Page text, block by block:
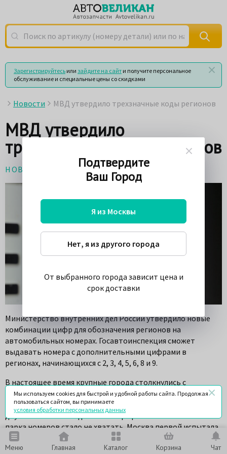
Меню Главная Каталог Корзина Чат
Поиск по артикулу (номеру детали) или по названию
Зарегистрируйтесь или зайдите на сайт и получите персональное
обслуживание и специальные цены со скидками
Новости МВД утвердило трехзначные коды регионов
МВД утвердило
трехзначные коды регионов
НОВОСТИ 2 июня 2020
Министерство внутренних дел России утвердило новые
комбинации цифр для обозначения регионов на
автомобильных номерах. Госавтоинспекция сможет
выдавать номера с дополнительными цифрами в
регионах, начинающихся с 2, 3, 4, 5, 6, 8 и 9.
В настоящее время крупные города столкнулись с
проблемой нехватки номерного фонда. Изначально в
России для обозначения кода региона использовалось
двузначное число. Однако по мере роста автомобильного
парка номеров стало не хватать. Москва первой испытала
на себе нехватку госномеров. Именно в столице в 2005 году
ввели дополнительные цифры региона для серий,
Подтвердите
Ваш Город
Я из Москвы
Нет, я из другого города
От выбранного города зависит цена и
срок доставки
Мы используем cookies для быстрой и удобной работы сайта. Продолжая
пользоваться сайтом, вы принимаете
условия обработки персональных данных